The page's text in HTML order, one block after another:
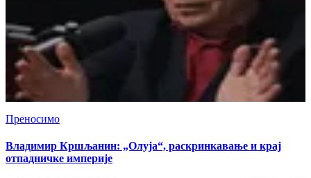
Преносимо
Владимир Кршљанин: „Олуја“, раскринкавање и крај
отпадничке империје